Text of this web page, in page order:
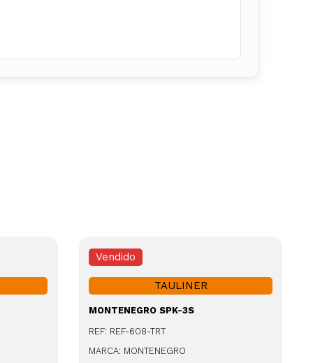
Vendido
TAULINER
MONTENEGRO SPK-3S
REF: REF-608-TRT
MARCA: MONTENEGRO